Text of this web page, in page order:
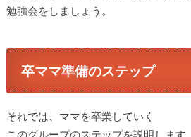
勉強会をしましょう。
卒ママ準備のステップ
それでは、ママを卒業していく
このグループのステップを説明します。